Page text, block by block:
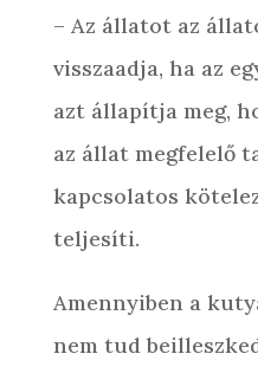
– Az állatot az
visszaadja, ha az
azt állapítja meg,
az állat megfelelő
kapcsolatos
teljesíti.
Amennyiben a
nem tud